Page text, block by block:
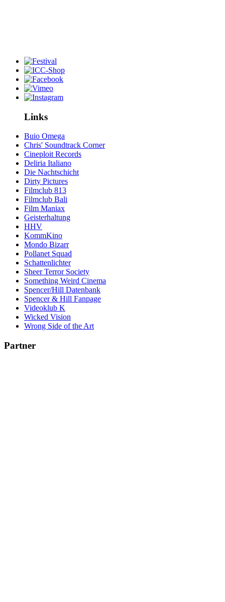
Links
Buio Omega
Chris' Soundtrack Corner
Cineploit Records
Deliria Italiano
Die Nachtschicht
Dirty Pictures
Filmclub 813
Filmclub Bali
Film Maniax
Geisterhaltung
HHV
KommKino
Mondo Bizarr
Pollanet Squad
Schattenlichter
Sheer Terror Society
Something Weird Cinema
Spencer/Hill Datenbank
Spencer & Hill Fanpage
Videoklub K
Wicked Vision
Wrong Side of the Art
Partner